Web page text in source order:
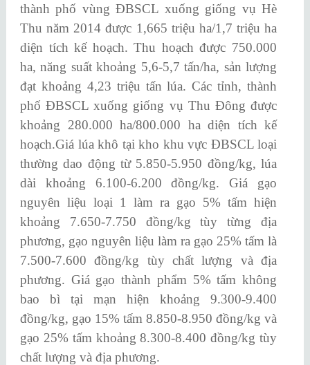
thành phố vùng ĐBSCL xuống giống vụ Hè
Thu năm 2014 được 1,665 triệu ha/1,7 triệu ha
diện tích kế hoạch. Thu hoạch được 750.000
ha, năng suất khoảng 5,6-5,7 tấn/ha, sản lượng
đạt khoảng 4,23 triệu tấn lúa. Các tỉnh, thành
phố ĐBSCL xuống giống vụ Thu Đông được
khoảng 280.000 ha/800.000 ha diện tích kế
hoạch.Giá lúa khô tại kho khu vực ĐBSCL loại
thường dao động từ 5.850-5.950 đồng/kg, lúa
dài khoảng 6.100-6.200 đồng/kg. Giá gạo
nguyên liệu loại 1 làm ra gạo 5% tấm hiện
khoảng 7.650-7.750 đồng/kg tùy từng địa
phương, gạo nguyên liệu làm ra gạo 25% tấm là
7.500-7.600 đồng/kg tùy chất lượng và địa
phương. Giá gạo thành phẩm 5% tấm không
bao bì tại mạn hiện khoảng 9.300-9.400
đồng/kg, gạo 15% tấm 8.850-8.950 đồng/kg và
gạo 25% tấm khoảng 8.300-8.400 đồng/kg tùy
chất lượng và địa phương.